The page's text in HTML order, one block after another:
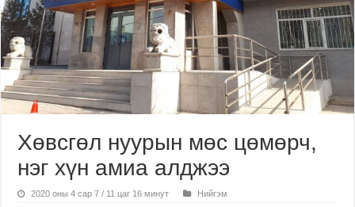
Хөвсгөл нуурын мөс цөмөрч,
нэг хүн амиа алджээ
2020 оны 4 сар 7 / 11 цаг 16 минут Нийгэм